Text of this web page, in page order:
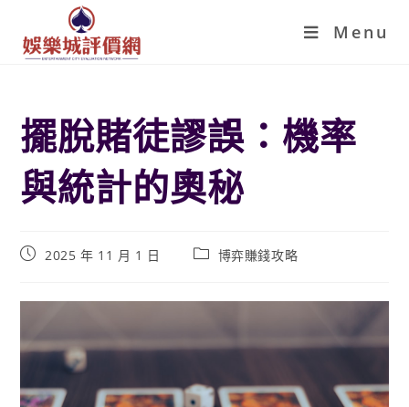
Menu
擺脫賭徒謬誤：機率
與統計的奧秘
2025 年 11 月 1 日 博弈賺錢攻略